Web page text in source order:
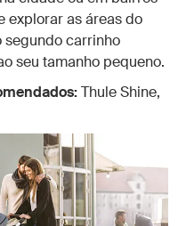
explorar as áreas do
segundo carrinho
seu tamanho pequeno.
Thule Shine,